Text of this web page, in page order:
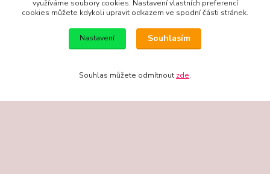
Telefon / email
využíváme soubory cookies. Nastavení vlastních preferencí
cookies můžete kdykoli upravit odkazem ve spodní části stránek.
Nastavení Souhlasím
Souhlas můžete odmítnout zde.